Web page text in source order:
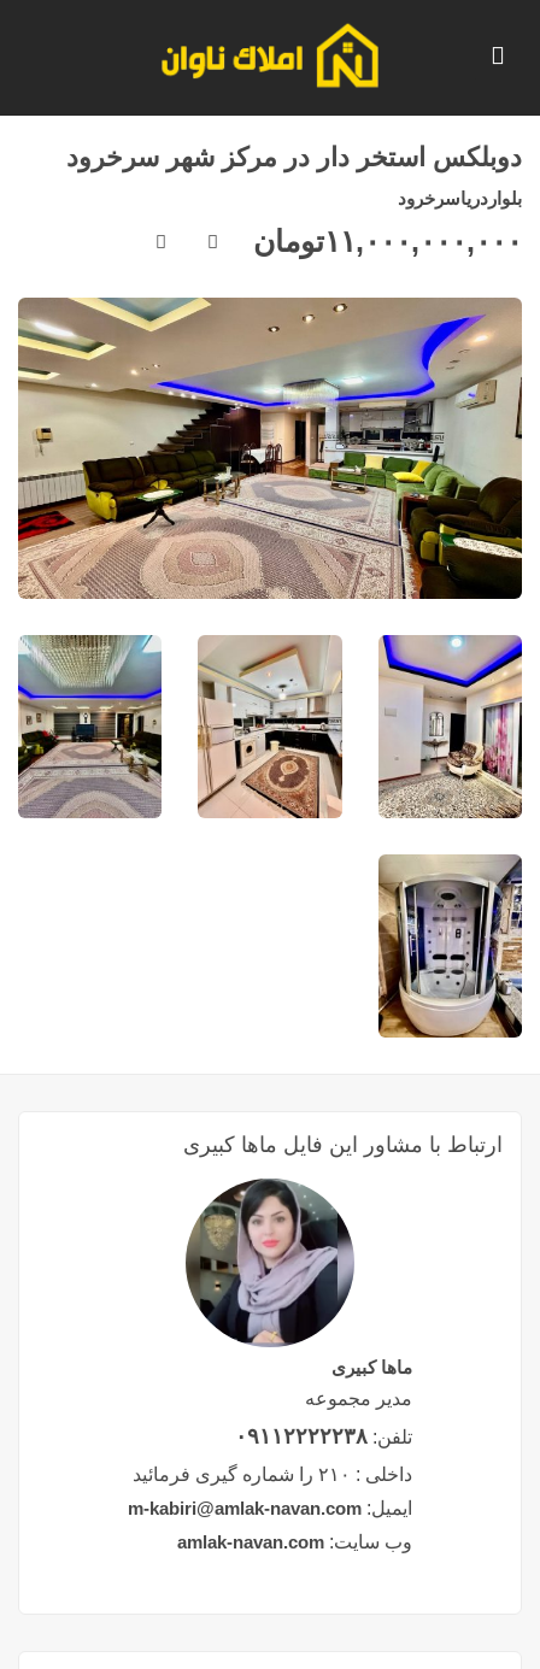
دوبلکس استخر دار در مرکز شهر سرخرود
بلواردریاسرخرود
۱۱,۰۰۰,۰۰۰,۰۰۰تومان
ارتباط با مشاور این فایل ماها کبیری
ماها کبیری
مدیر مجموعه
تلفن: ۰۹۱۱۲۲۲۲۲۳۸
داخلی : ۲۱۰ را شماره گیری فرمائید
ایمیل: m-kabiri@amlak-navan.com
وب سایت: amlak-navan.com